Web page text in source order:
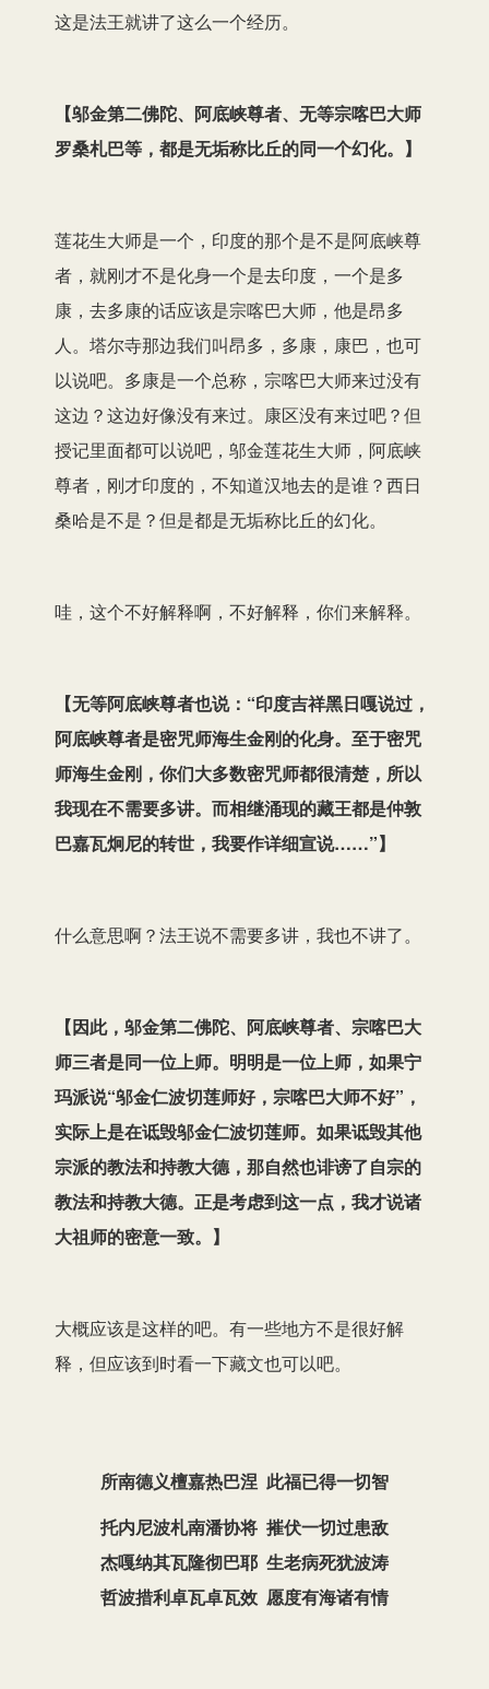
这是法王就讲了这么一个经历。
【邬金第二佛陀、阿底峡尊者、无等宗喀巴大师
罗桑札巴等，都是无垢称比丘的同一个幻化。 】
莲花生大师是一个，印度的那个是不是阿底峡尊
者，就刚才不是化身一个是去印度，一个是多
康，去多康的话应该是宗喀巴大师，他是昂多
人。塔尔寺那边我们叫昂多，多康，康巴，也可
以说吧。多康是一个总称，宗喀巴大师来过没有
这边？这边好像没有来过。康区没有来过吧？但
授记里面都可以说吧，邬金莲花生大师，阿底峡
尊者，刚才印度的，不知道汉地去的是谁？西日
桑哈是不是？但是都是无垢称比丘的幻化。
哇，这个不好解释啊，不好解释，你们来解释。
【无等阿底峡尊者也说：“印度吉祥黑日嘎说过，
阿底峡尊者是密咒师海生金刚的化身。至于密咒
师海生金刚，你们大多数密咒师都很清楚，所以
我现在不需要多讲。而相继涌现的藏王都是仲敦
巴嘉瓦炯尼的转世，我要作详细宣说……”】
什么意思啊？法王说不需要多讲，我也不讲了。
【因此，邬金第二佛陀、阿底峡尊者、宗喀巴大
师三者是同一位上师。明明是一位上师，如果宁
玛派说“邬金仁波切莲师好，宗喀巴大师不好”，
实际上是在诋毁邬金仁波切莲师。如果诋毁其他
宗派的教法和持教大德，那自然也诽谤了自宗的
教法和持教大德。正是考虑到这一点，我才说诸
大祖师的密意一致。】
大概应该是这样的吧。有一些地方不是很好解
释，但应该到时看一下藏文也可以吧。
所南德义檀嘉热巴涅 此福已得一切智
托内尼波札南潘协将 摧伏一切过患敌
杰嘎纳其瓦隆彻巴耶 生老病死犹波涛
哲波措利卓瓦卓瓦效 愿度有海诸有情